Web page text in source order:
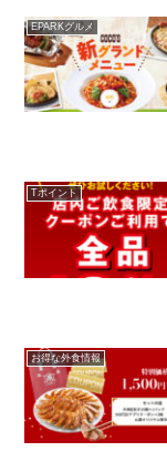
EPARKグルメ
Tポイント
お得な外食情報